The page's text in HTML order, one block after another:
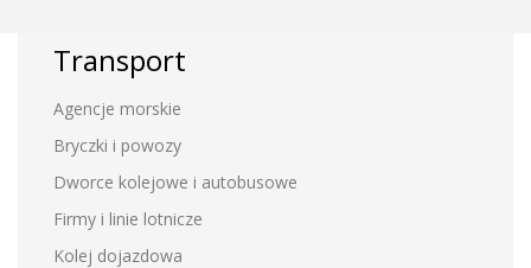
Transport
Agencje morskie
Bryczki i powozy
Dworce kolejowe i autobusowe
Firmy i linie lotnicze
Kolej dojazdowa